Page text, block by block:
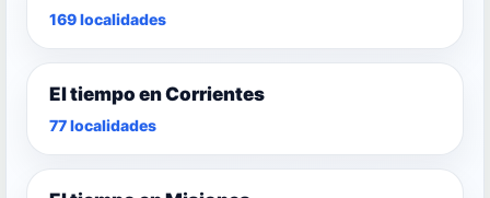
169 localidades
El tiempo en Corrientes
77 localidades